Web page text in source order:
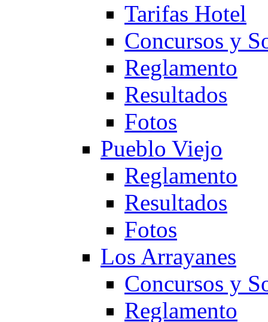
Tarifas Hotel
Concursos y
Reglamento
Resultados
Fotos
Pueblo Viejo
Reglamento
Resultados
Fotos
Los Arrayanes
Concursos y
Reglamento